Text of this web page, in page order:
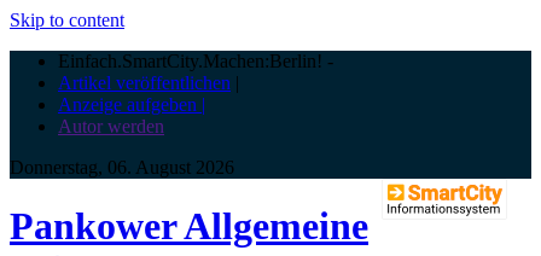
Skip to content
Einfach.SmartCity.Machen:Berlin! -
Artikel veröffentlichen |
Anzeige aufgeben |
Autor werden
Donnerstag, 06. August 2026
Pankower Allgemeine